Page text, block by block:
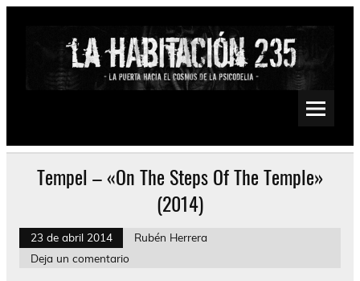
Saltar
Psychedelic, Stoner, Doom, Sludge, Fuzz, Space, Drone
Tempel – «On The Steps Of The Temple»
(2014)
23 de abril 2014
Rubén Herrera
Deja un comentario